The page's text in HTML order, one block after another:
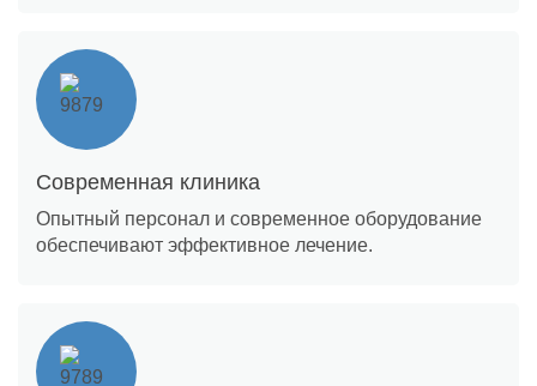
Современная клиника
Опытный персонал и современное оборудование
обеспечивают эффективное лечение.